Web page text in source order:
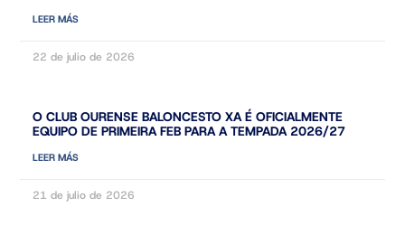
LEER MÁS
22 de julio de 2026
O CLUB OURENSE BALONCESTO XA É OFICIALMENTE
EQUIPO DE PRIMEIRA FEB PARA A TEMPADA 2026/27
LEER MÁS
21 de julio de 2026